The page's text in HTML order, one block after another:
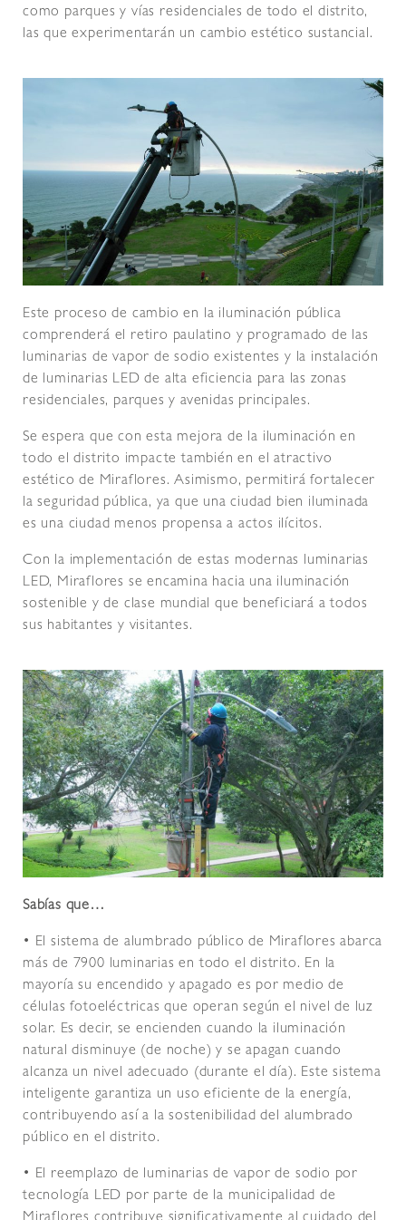
como parques y vías residenciales de todo el distrito,
las que experimentarán un cambio estético sustancial.
Este proceso de cambio en la iluminación pública
comprenderá el retiro paulatino y programado de las
luminarias de vapor de sodio existentes y la instalación
de luminarias LED de alta eficiencia para las zonas
residenciales, parques y avenidas principales.
Se espera que con esta mejora de la iluminación en
todo el distrito impacte también en el atractivo
estético de Miraflores. Asimismo, permitirá fortalecer
la seguridad pública, ya que una ciudad bien iluminada
es una ciudad menos propensa a actos ilícitos.
Con la implementación de estas modernas luminarias
LED, Miraflores se encamina hacia una iluminación
sostenible y de clase mundial que beneficiará a todos
sus habitantes y visitantes.
Sabías que…
• El sistema de alumbrado público de Miraflores abarca
más de 7900 luminarias en todo el distrito. En la
mayoría su encendido y apagado es por medio de
células fotoeléctricas que operan según el nivel de luz
solar. Es decir, se encienden cuando la iluminación
natural disminuye (de noche) y se apagan cuando
alcanza un nivel adecuado (durante el día). Este sistema
inteligente garantiza un uso eficiente de la energía,
contribuyendo así a la sostenibilidad del alumbrado
público en el distrito.
• El reemplazo de luminarias de vapor de sodio por
tecnología LED por parte de la municipalidad de